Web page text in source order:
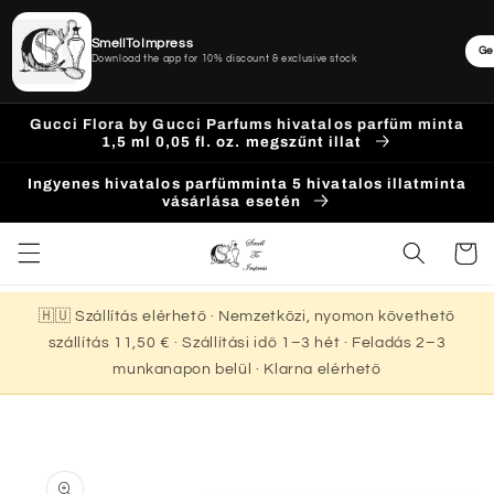
Ugrás a
tartalomhoz
Gucci Flora by Gucci Parfums hivatalos parfüm minta
1,5 ml 0,05 fl. oz. megszűnt illat
Ingyenes hivatalos parfümminta 5 hivatalos illatminta
vásárlása esetén
Kosár
🇭🇺 Szállítás elérhető · Nemzetközi, nyomon követhető
szállítás 11,50 € · Szállítási idő 1–3 hét · Feladás 2–3
munkanapon belül · Klarna elérhető
a
SmellToImpress
Download the app for 10% discount & exclusive stock